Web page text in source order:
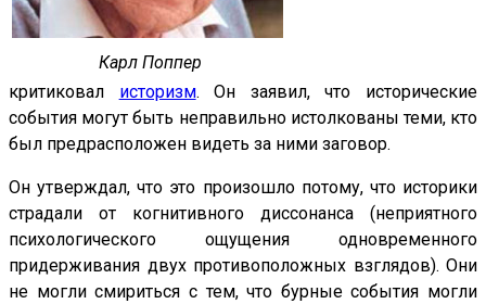
Карл Поппер
критиковал историзм. Он заявил, что исторические
события могут быть неправильно истолкованы теми, кто
был предрасположен видеть за ними заговор.
Он утверждал, что это произошло потому, что историки
страдали от когнитивного диссонанса (неприятного
психологического ощущения одновременного
придерживания двух противоположных взглядов). Они
не могли смириться с тем, что бурные события могли